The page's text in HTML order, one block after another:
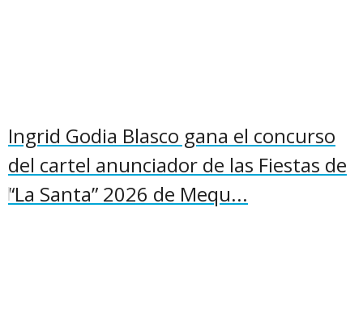
Ingrid Godia Blasco gana el concurso
del cartel anunciador de las Fiestas de
“La Santa” 2026 de Mequ...